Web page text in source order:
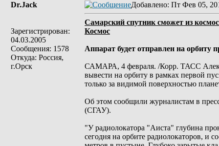
Dr.Jack
Зарегистрирован:
04.03.2005
Сообщения: 1578
Откуда: Россия,
г.Орск
Добавлено: Пт Фев 05,
Самарский спутник сможет из
Космос
Аппарат будет отправлен на орбиту
САМАРА, 4 февраля. /Корр. ТАСС
вывести на орбиту в рамках первой
только за видимой поверхностью
Об этом сообщили журналистам в
(СГАУ).
"У радиолокатора "Аиста" глубина
сегодня на орбите радиолокаторов, и